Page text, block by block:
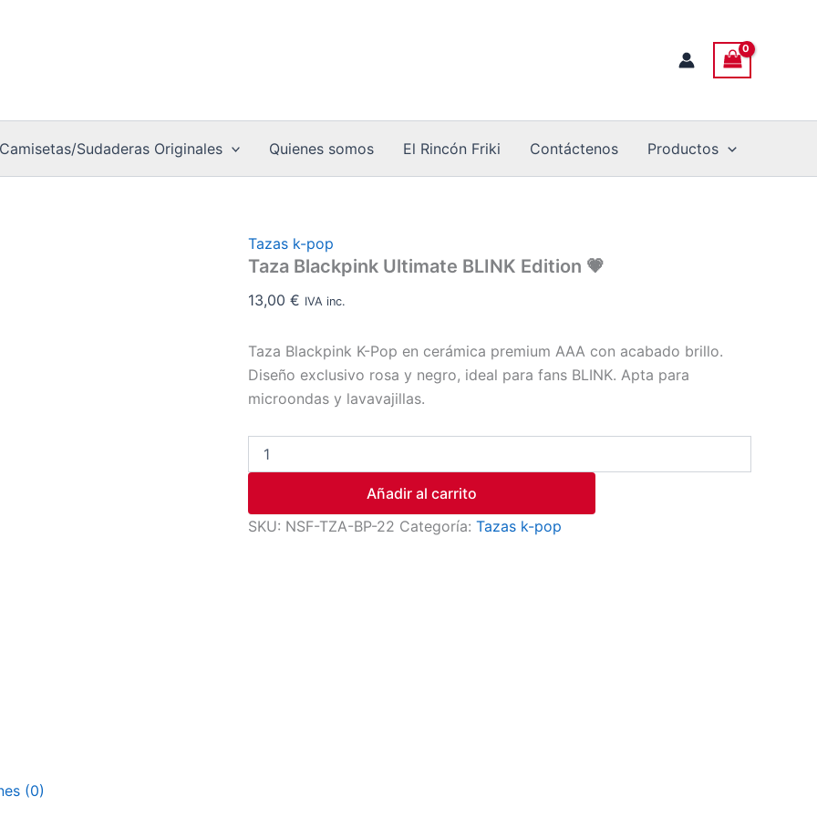
Camisetas/Sudaderas Originales Quienes somos El Rincón Friki Contáctenos Productos
Tazas k-pop
Taza Blackpink Ultimate BLINK Edition 💗
13,00 € IVA inc.
Taza Blackpink K-Pop en cerámica premium AAA con acabado brillo.
Diseño exclusivo rosa y negro, ideal para fans BLINK. Apta para
microondas y lavavajillas.
cantidad
Añadir al carrito
SKU: NSF-TZA-BP-22 Categoría: Tazas k-pop
(0)